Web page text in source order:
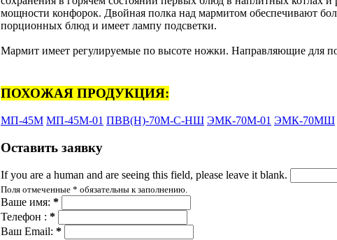
мощности конфорок. Двойная полка над мармитом обеспечивают
порционных блюд и имеет лампу подсветки.
Мармит имеет регулируемые по высоте ножки. Направляющие для
ПОХОЖАЯ ПРОДУКЦИЯ:
МП-45М МП-45М-01 ПВВ(Н)-70М-С-НШ ЭМК-70М-01 ЭМК-70МШ
Оставить заявку
If you are a human and are seeing this field, please leave it blank.
Поля отмеченные * обязательны к заполнению.
Ваше имя: *
Телефон : *
Ваш Email: *